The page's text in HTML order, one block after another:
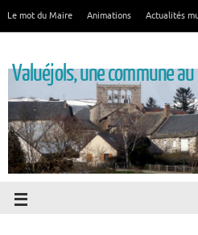
Le mot du Maire Animations Actualités
Valuéjols, une commune